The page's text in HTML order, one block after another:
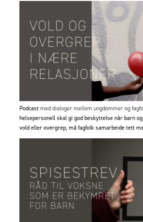
Podcast med dialoger mellom ungdommer og
helsepersonell skal gi god beskyttelse når barn
vold eller overgrep, må fagfolk samarbeide tett